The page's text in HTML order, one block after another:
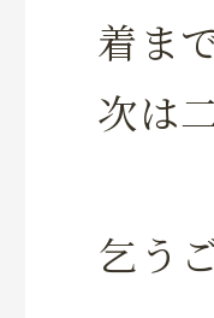
着ま
次は
乞う